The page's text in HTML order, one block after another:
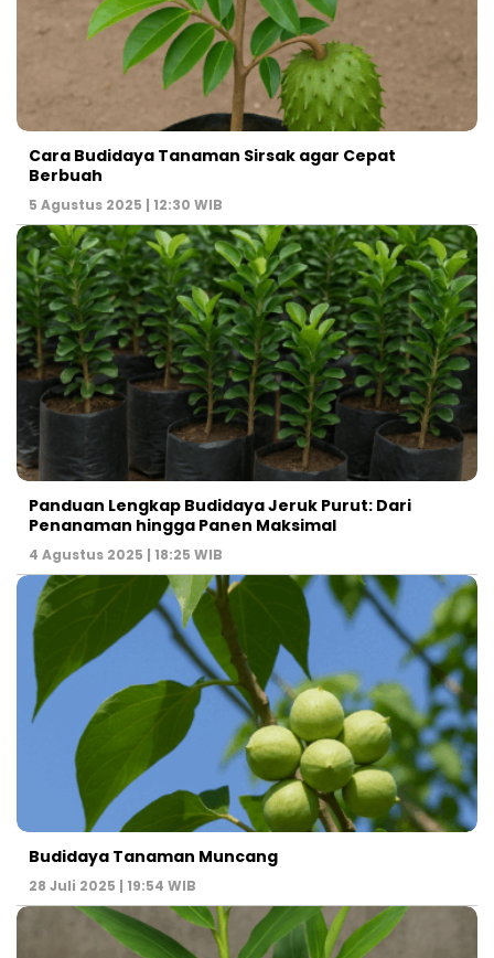
Cara Budidaya Tanaman Sirsak agar Cepat
Berbuah
5 Agustus 2025 | 12:30 WIB
Panduan Lengkap Budidaya Jeruk Purut: Dari
Penanaman hingga Panen Maksimal
4 Agustus 2025 | 18:25 WIB
Budidaya Tanaman Muncang
28 Juli 2025 | 19:54 WIB